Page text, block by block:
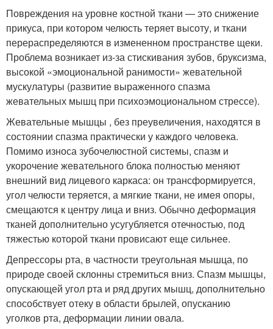
Повреждения на уровне костной ткани — это снижение
прикуса, при котором челюсть теряет высоту, и ткани
перераспределяются в измененном пространстве щеки.
Проблема возникает из-за стискивания зубов, бруксизма,
высокой «эмоциональной ранимости» жевательной
мускулатуры (развитие выраженного спазма
жевательных мышц при психоэмоциональном стрессе).
Жевательные мышцы , без преувеличения, находятся в
состоянии спазма практически у каждого человека.
Помимо износа зубочелюстной системы, спазм и
укорочение жевательного блока полностью меняют
внешний вид лицевого каркаса: он трансформируется,
угол челюсти теряется, а мягкие ткани, не имея опоры,
смещаются к центру лица и вниз. Обычно деформация
тканей дополнительно усугубляется отечностью, под
тяжестью которой ткани провисают еще сильнее.
Депрессоры рта, в частности треугольная мышца, по
природе своей склонны стремиться вниз. Спазм мышцы,
опускающей угол рта и ряд других мышц, дополнительно
способствует отеку в области брылей, опусканию
уголков рта, деформации линии овала.